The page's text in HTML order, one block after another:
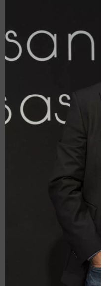
Por Raúl Ortiz
CipriTV
08 Ene:
Nochevieja
LEER MÁS
Noticias